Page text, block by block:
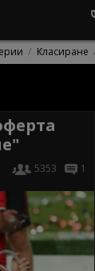
Класиране
5353 1